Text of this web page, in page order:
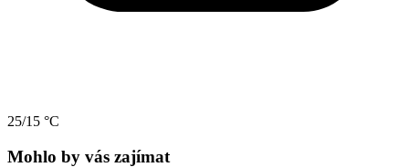
25/15 °C
Mohlo by vás zajímat